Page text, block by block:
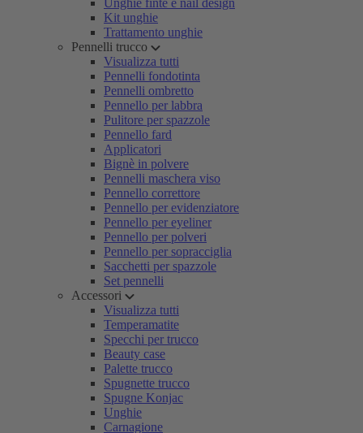
Unghie finte e nail design
Kit unghie
Trattamento unghie
Pennelli trucco
Visualizza tutti
Pennelli fondotinta
Pennelli ombretto
Pennello per labbra
Pulitore per spazzole
Pennello fard
Applicatori
Bignè in polvere
Pennelli maschera viso
Pennello correttore
Pennello per evidenziatore
Pennello per eyeliner
Pennello per polveri
Pennello per sopracciglia
Sacchetti per spazzole
Set pennelli
Accessori
Visualizza tutti
Temperamatite
Specchi per trucco
Beauty case
Palette trucco
Spugnette trucco
Spugne Konjac
Unghie
Carnagione